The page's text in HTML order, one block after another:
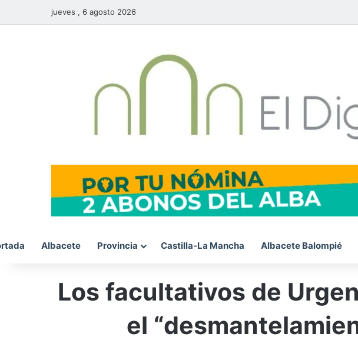
jueves , 6 agosto 2026
Albacete Provincia Castilla-La Mancha Albacete Balompié
Los facultativos de
el